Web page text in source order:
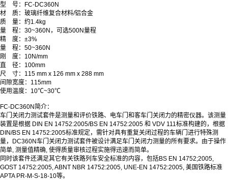
型 号：FC-DC360N
材 质：玻璃纤维复合材料/铝合金
质 量：约1.4kg
量 程：30~360N，可选500N量程
精 度：±3%
量 程：50~360N
刚 度：10N/mm
直 径：100mm
尺 寸：115 mm x 126 mm x 288 mm
间隙宽度：115mm
使用温度：10℃~30℃
FC-DC360N简介：
车门关闭力测试套件是测量和评价铁路、电车门和客车门关闭力的精密仪器。该测量
装置是根据 DIN EN 14752:2005/BS EN 14752:2005 和 VDV 111标准构建的，根据
DIN/BS EN 14752:2005标准规定，需针对具有重复关闭过程的车辆门进行特殊测
量，DC360N车门关闭力测试套件被设计满足车门关闭力测量的所有要求。由于操作
简单, 测量值精确, 使得质量审核过程实施得迅速而简单。
同时该套件还满足其它有关铁路列车安全标准的内容，包括BS EN 14752;2005,
GOST 14752:2005, ABNT NBR 14752:2005, UNE-EN 14752:2005, 美国铁路标准
APTA PR-M-S-18-10等。